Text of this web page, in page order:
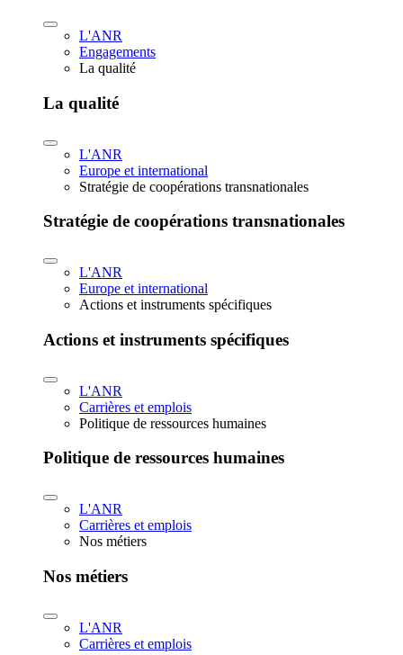
L'ANR
Engagements
La qualité
La qualité
L'ANR
Europe et international
Stratégie de coopérations transnationales
Stratégie de coopérations transnationales
L'ANR
Europe et international
Actions et instruments spécifiques
Actions et instruments spécifiques
L'ANR
Carrières et emplois
Politique de ressources humaines
Politique de ressources humaines
L'ANR
Carrières et emplois
Nos métiers
Nos métiers
L'ANR
Carrières et emplois